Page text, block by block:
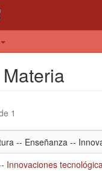
1
-- Enseñanza --
Innovaciones